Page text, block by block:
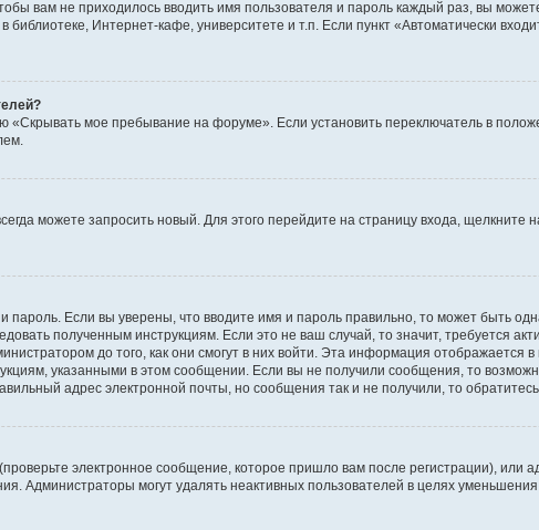
вам не приходилось вводить имя пользователя и пароль каждый раз, вы
Интернет-кафе, университете и т.п. Если пункт «Автоматически
«Скрывать мое пребывание на форуме». Если установить переключатель в
можете запросить новый. Для этого перейдите на страницу входа,
Если вы уверены, что вводите имя и пароль правильно, то может быть
полученным инструкциям. Если это не ваш случай, то значит, требуется
до того, как они смогут в них войти. Эта информация
указанными в этом сообщении. Если вы не получили сообщения, то
адрес электронной почты, но сообщения так и не получили, то
электронное сообщение, которое пришло вам после регистрации), или
Администраторы могут удалять неактивных пользователей в целях